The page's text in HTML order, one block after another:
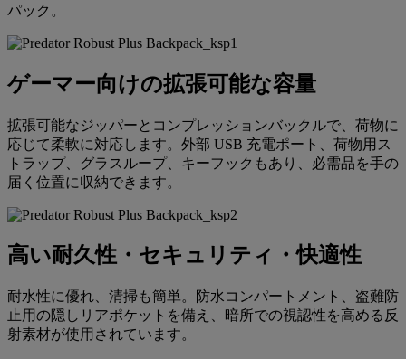
パック。
ゲーマー向けの拡張可能な容量
拡張可能なジッパーとコンプレッションバックルで、荷物に
応じて柔軟に対応します。外部 USB 充電ポート、荷物用ス
トラップ、グラスループ、キーフックもあり、必需品を手の
届く位置に収納できます。
高い耐久性・セキュリティ・快適性
耐水性に優れ、清掃も簡単。防水コンパートメント、盗難防
止用の隠しリアポケットを備え、暗所での視認性を高める反
射素材が使用されています。